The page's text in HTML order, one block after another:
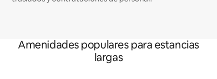
Amenidades populares para estancias
largas